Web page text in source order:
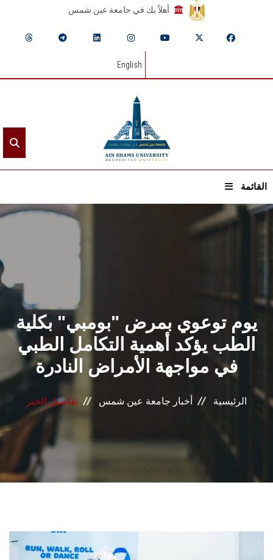
أهلاً بك في جامعة عين شمس
English
القائمة
الرئيسيـة
القطاعـات
الشئون الأكاديمية
البحث العلمي
المراكز والوحدات
الأنظمة الذكية
يوم توعوي بمرض "بومبي" بكلية
الطب يؤكد أهمية التكامل الطبي
في مواجهة الأمراض النادرة
الرئيسية أخبار جامعة عين شمس تفاصيل الخبر